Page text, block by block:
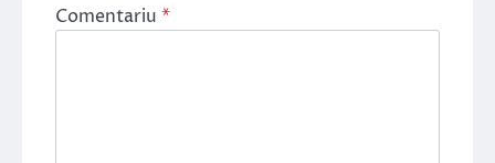
Comentariu *